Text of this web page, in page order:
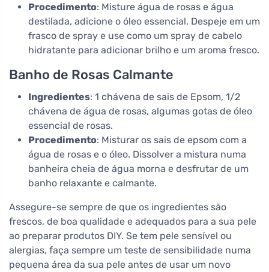
Procedimento: Misture água de rosas e água
destilada, adicione o óleo essencial. Despeje em um
frasco de spray e use como um spray de cabelo
hidratante para adicionar brilho e um aroma fresco.
Banho de Rosas Calmante
Ingredientes: 1 chávena de sais de Epsom, 1/2
chávena de água de rosas, algumas gotas de óleo
essencial de rosas.
Procedimento: Misturar os sais de epsom com a
água de rosas e o óleo. Dissolver a mistura numa
banheira cheia de água morna e desfrutar de um
banho relaxante e calmante.
Assegure-se sempre de que os ingredientes são
frescos, de boa qualidade e adequados para a sua pele
ao preparar produtos DIY. Se tem pele sensível ou
alergias, faça sempre um teste de sensibilidade numa
pequena área da sua pele antes de usar um novo